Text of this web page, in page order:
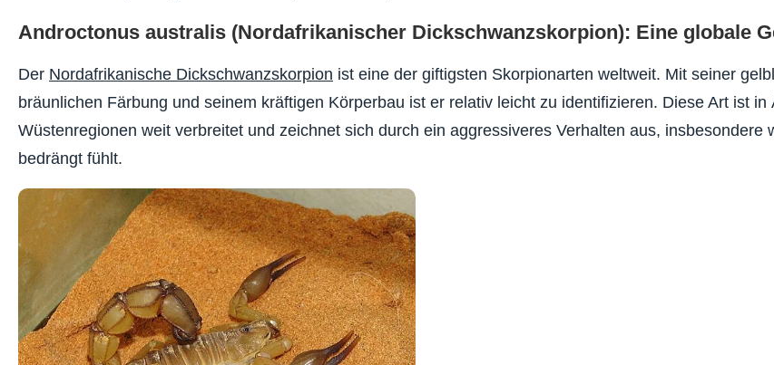
Androctonus australis (Nordafrikanischer Dickschwanzskorpion): Eine globale
Der Nordafrikanische Dickschwanzskorpion ist eine der giftigsten Skorpionarten weltweit. Mit seiner
bräunlichen Färbung und seinem kräftigen Körperbau ist er relativ leicht zu identifizieren. Diese Art ist in
Wüstenregionen weit verbreitet und zeichnet sich durch ein aggressiveres Verhalten aus, insbesondere
bedrängt fühlt.